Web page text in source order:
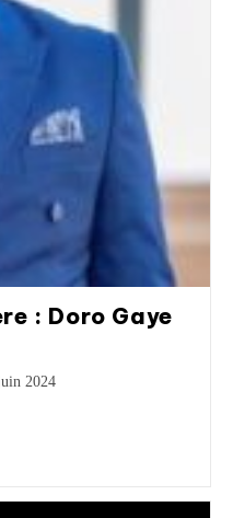
: Doro Gaye
2024